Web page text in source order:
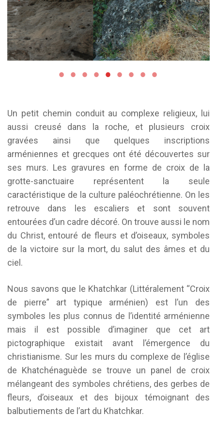
Un petit chemin conduit au complexe religieux, lui
aussi creusé dans la roche, et plusieurs croix
gravées ainsi que quelques inscriptions
arméniennes et grecques ont été découvertes sur
ses murs. Les gravures en forme de croix de la
grotte-sanctuaire représentent la seule
caractéristique de la culture paléochrétienne. On les
retrouve dans les escaliers et sont souvent
entourées d’un cadre décoré. On trouve aussi le nom
du Christ, entouré de fleurs et d’oiseaux, symboles
de la victoire sur la mort, du salut des âmes et du
ciel.
Nous savons que le Khatchkar (Littéralement “Croix
de pierre” art typique arménien) est l’un des
symboles les plus connus de l’identité arménienne
mais il est possible d’imaginer que cet art
pictographique existait avant l’émergence du
christianisme. Sur les murs du complexe de l’église
de Khatchénaguède se trouve un panel de croix
mélangeant des symboles chrétiens, des gerbes de
fleurs, d’oiseaux et des bijoux témoignant des
balbutiements de l’art du Khatchkar.